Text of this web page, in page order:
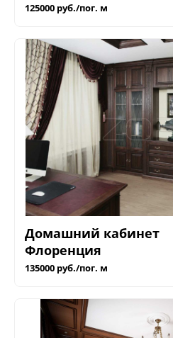
125000 руб./пог. м
Домашний кабинет
Флоренция
135000 руб./пог. м